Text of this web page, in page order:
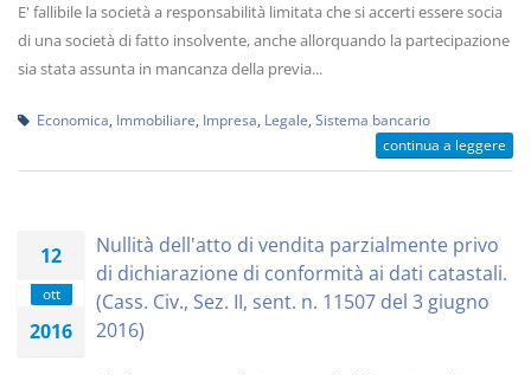
E' fallibile la società a responsabilità limitata che si accerti essere socia
di una società di fatto insolvente, anche allorquando la partecipazione
sia stata assunta in mancanza della previa...
Economica Immobiliare Impresa Legale Sistema bancario
continua a leggere
12
ott
2016
Nullità dell'atto di vendita parzialmente privo
di dichiarazione di conformità ai dati catastali.
(Cass. Civ., Sez. II, sent. n. 11507 del 3 giugno
2016)